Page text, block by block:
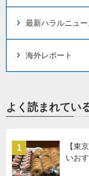
最新ハラルニュー
海外レポート
よく読まれてい
1
【東
いお